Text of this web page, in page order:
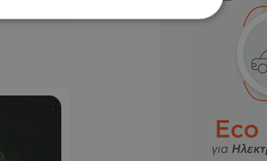
απολύτως απαραίτητα cookies.